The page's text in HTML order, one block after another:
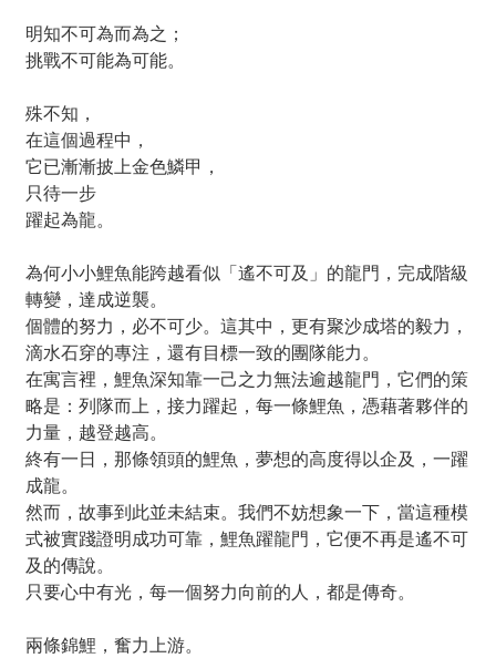
明知不可為而為之；
挑戰不可能為可能。
殊不知，
在這個過程中，
它已漸漸披上金色鱗甲，
只待一步
躍起為龍。
為何小小鯉魚能跨越看似「遙不可及」的龍門，完成階級
轉變，達成逆襲。
個體的努力，必不可少。這其中，更有聚沙成塔的毅力，
滴水石穿的專注，還有目標一致的團隊能力。
在寓言裡，鯉魚深知靠一己之力無法逾越龍門，它們的策
略是：列隊而上，接力躍起， 每一條鯉魚，憑藉著夥伴的
力量，越登越高。
終有一日，那條領頭的鯉魚，夢想的高度得以企及，一躍
成龍。
然而， 故事到此並未結束。我們不妨想象一下， 當這種模
式被實踐證明成功可靠，鯉魚躍龍門，它便不再是遙不可
及的傳說。
只要心中有光，每一個努力向前的人，都是傳奇。
兩條錦鯉，奮力上游。